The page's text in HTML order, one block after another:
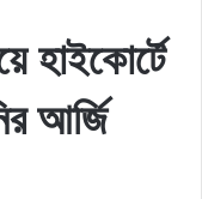
হাইকোর্টে
আর্জি